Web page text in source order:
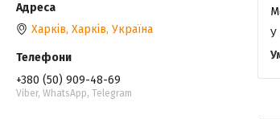
У
Харків, Харків, Україна
+380 (50) 909-48-69
Viber, WhatsApp, Telegram